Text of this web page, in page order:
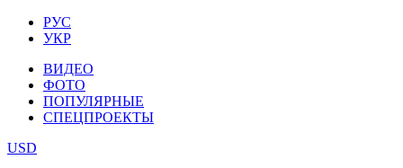
РУС
УКР
ВИДЕО
ФОТО
ПОПУЛЯРНЫЕ
СПЕЦПРОЕКТЫ
USD